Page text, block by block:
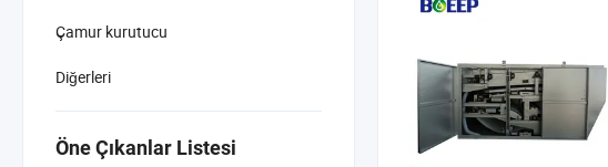
Çamur kurutucu
Diğerleri
Öne Çıkanlar Listesi